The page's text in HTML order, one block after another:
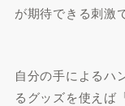
が期待できる刺激
自分の手によるハ
るグッズを使えば